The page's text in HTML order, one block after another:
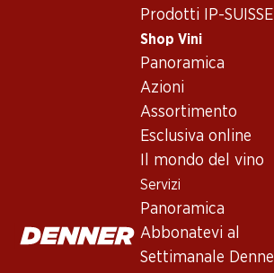
Prodotti IP-SUISSE
Shop Vini
Panoramica
Azioni
Assortimento
Esclusiva online
Il mondo del vino
Servizi
Panoramica
Abbonatevi al
Settimanale
2019
Bottiglia: 42.95
Aalto DO Ribera del Duero
Esclusiva
Bottiglia:
Mauro
Castilla y